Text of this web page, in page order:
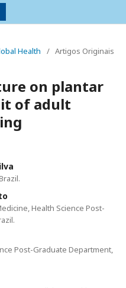
Health
/ Artigos Originais
on plantar
of adult
Health Science Post-
Post-Graduate Department,